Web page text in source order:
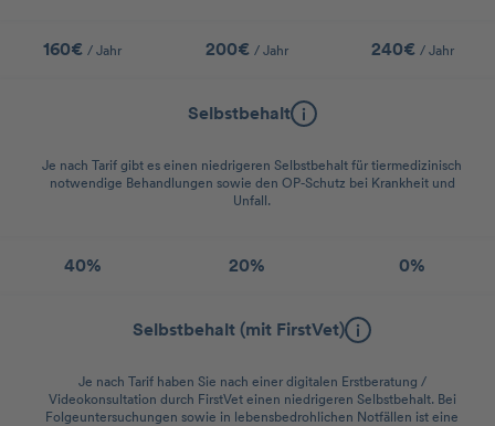
160€/ Jahr 200€/ Jahr 240€ / Jahr
Selbstbehalt
Je nach Tarif gibt es einen niedrigeren Selbstbehalt für tiermedizinisch
notwendige Behandlungen sowie den OP-Schutz bei Krankheit und
Unfall.
40% 20% 0%
Selbstbehalt (mit FirstVet)
Je nach Tarif haben Sie nach einer digitalen Erstberatung /
Videokonsultation durch FirstVet einen niedrigeren Selbstbehalt. Bei
Folgeuntersuchungen sowie in lebensbedrohlichen Notfällen ist eine